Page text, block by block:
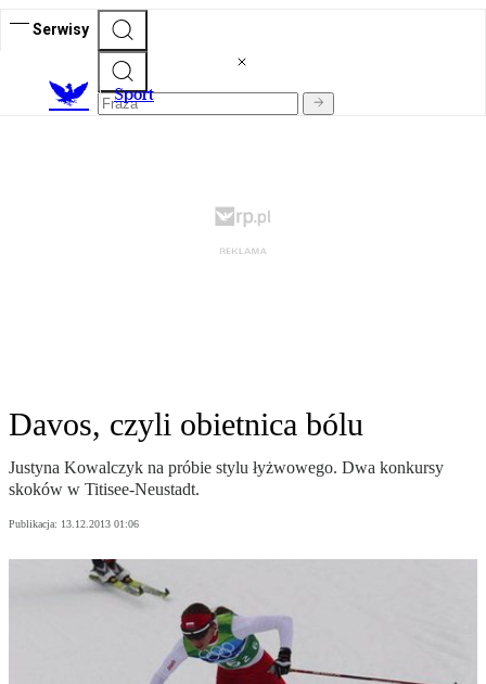
Serwisy
Sport
Davos, czyli obietnica bólu
Justyna Kowalczyk na próbie stylu łyżwowego. Dwa konkursy
skoków w Titisee-Neustadt.
Publikacja: 13.12.2013 01:06